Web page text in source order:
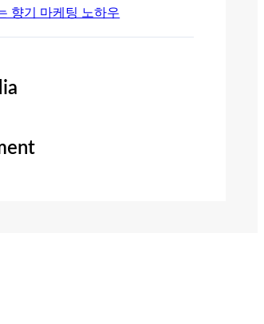
향기 마케팅 노하우